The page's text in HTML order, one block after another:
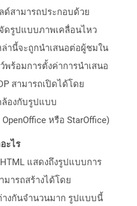
ด์สามารถประกอบด้วย
ดรูปแบบภาพเคลื่อนไหว
านี้จะถูกนำเสนอต่อผู้ชมใน
ร้อมการตั้งค่าการนำเสนอ
สามารถเปิดได้โดย
องกับรูปแบบ
หรือ StarOffice)
ะไร
แสดงถึงรูปแบบการ
มารถสร้างได้โดย
งกันจำนวนมาก รูปแบบนี้